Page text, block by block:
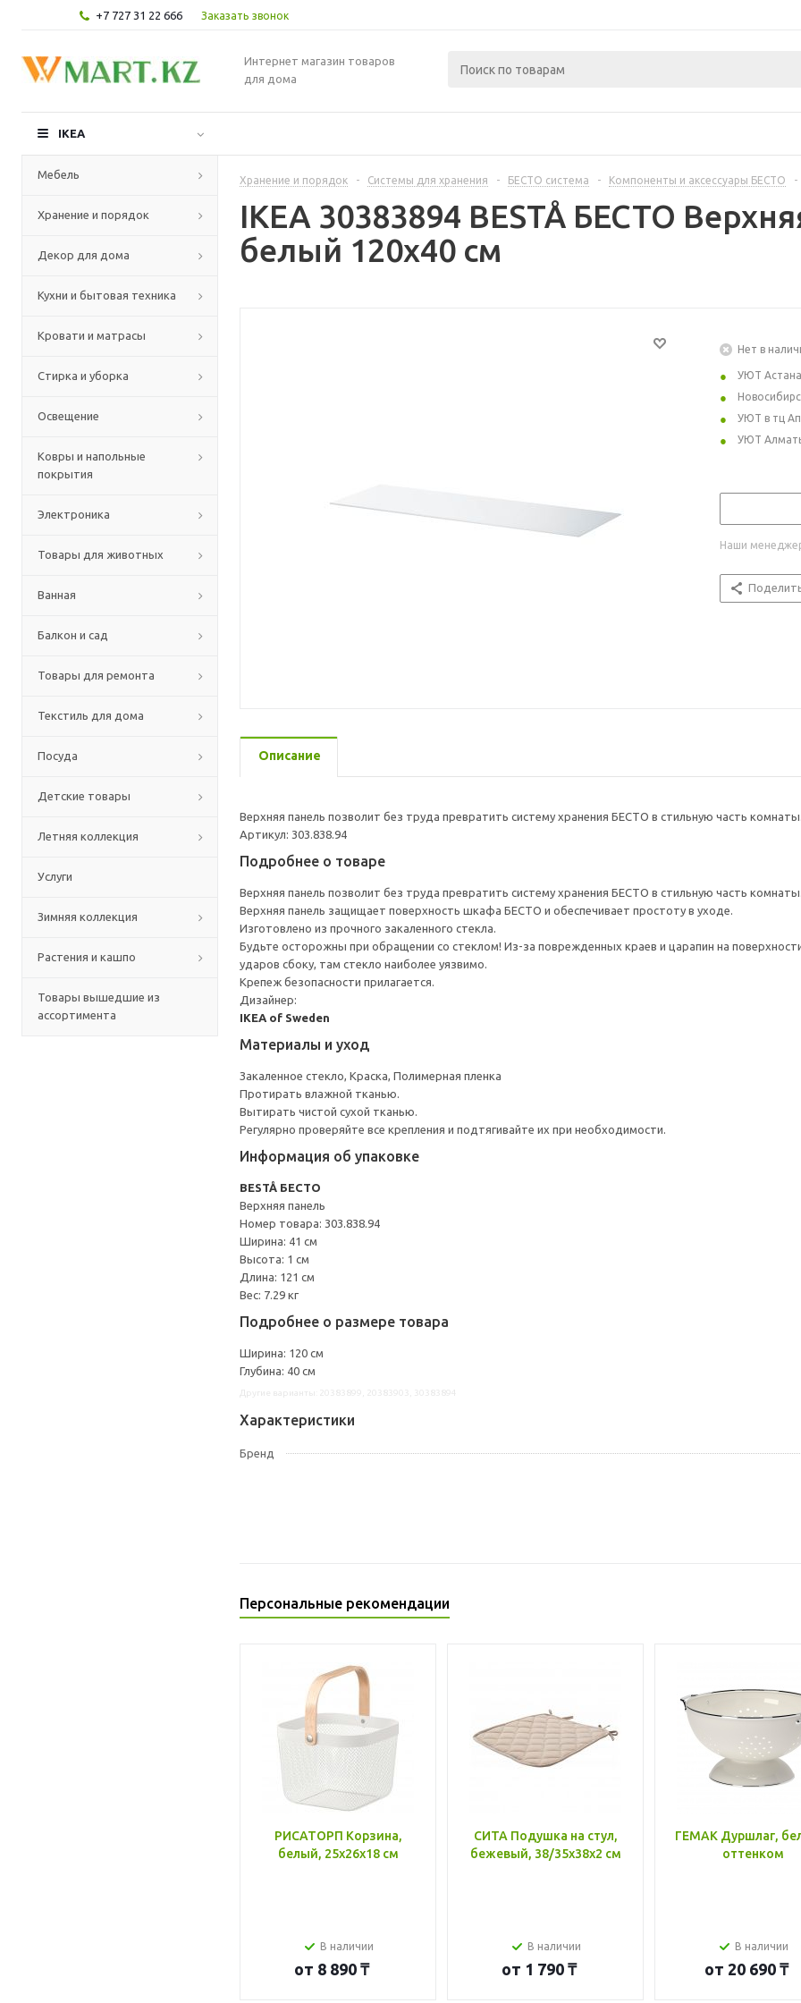
+7 727 31 22 666 Заказать звонок
Интернет магазин товаров
для дома
IKEA
Мебель
Хранение и порядок
Декор для дома
Кухни и бытовая техника
Кровати и матрасы
Стирка и уборка
Освещение
Ковры и напольные
покрытия
Электроника
Товары для животных
Ванная
Балкон и сад
Товары для ремонта
Текстиль для дома
Посуда
Детские товары
Летняя коллекция
Услуги
Зимняя коллекция
Растения и кашпо
Товары вышедшие из
ассортимента
Хранение и порядок - Системы для хранения - БЕСТО система - Компоненты и аксессуары БЕСТО -
IKEA 30383894 BESTÅ БЕСТО
белый 120x40 см
Нет в
УЮТ Астана
УЮТ в тц
УЮТ
Наши
Описание
Верхняя панель позволит без труда превратить систему хранения БЕСТО в стильную часть
Артикул: 303.838.94
Подробнее о товаре
Верхняя панель позволит без труда превратить систему хранения БЕСТО в стильную часть
Верхняя панель защищает поверхность шкафа БЕСТО и обеспечивает простоту в уходе.
Изготовлено из прочного закаленного стекла.
Будьте осторожны при обращении со стеклом! Из-за поврежденных краев и царапин на
ударов сбоку, там стекло наиболее уязвимо.
Крепеж безопасности прилагается.
Дизайнер:
IKEA of Sweden
Материалы и уход
Закаленное стекло, Краска, Полимерная пленка
Протирать влажной тканью.
Вытирать чистой сухой тканью.
Регулярно проверяйте все крепления и подтягивайте их при необходимости.
Информация об упаковке
BESTÅ БЕСТО
Верхняя панель
Номер товара: 303.838.94
Ширина: 41 см
Высота: 1 см
Длина: 121 см
Вес: 7.29 кг
Подробнее о размере товара
Ширина: 120 см
Глубина: 40 см
Характеристики
Бренд
Персональные рекомендации
РИСАТОРП Корзина,
белый, 25x26x18 см
В наличии
от 8 890 ₸
СИТА Подушка на стул,
бежевый, 38/35x38x2 см
В наличии
от 1 790 ₸
ГЕМАК Дуршлаг,
оттенком
В наличии
от 20 690 ₸